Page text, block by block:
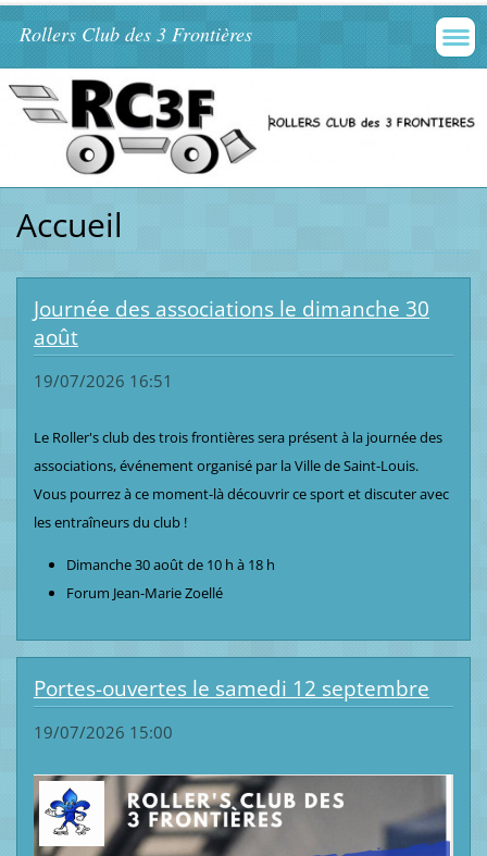
Rollers Club des 3 Frontières
Accueil
Journée des associations le dimanche 30
août
19/07/2026 16:51
Le Roller's club des trois frontières sera présent à la journée des
associations, événement organisé par la Ville de Saint-Louis.
Vous pourrez à ce moment-là découvrir ce sport et discuter avec
les entraîneurs du club !
Dimanche 30 août de 10 h à 18 h
Forum Jean-Marie Zoellé
Portes-ouvertes le samedi 12 septembre
19/07/2026 15:00